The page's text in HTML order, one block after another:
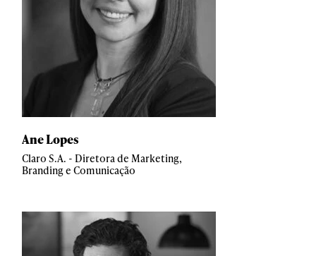
Ane Lopes
Claro S.A. - Diretora de Marketing,
Branding e Comunicação